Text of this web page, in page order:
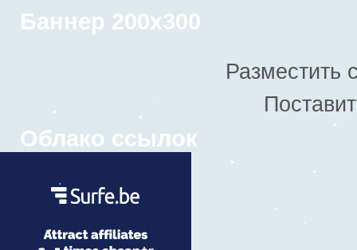
Баннер 200х300
Разместить
Облако ссылок